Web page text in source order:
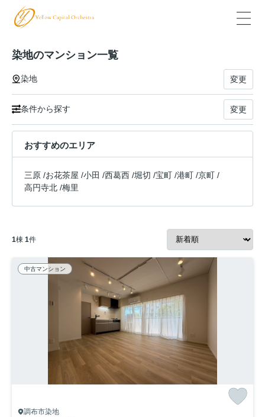
染地のマンション一覧
染地 変更
条件から探す 変更
おすすめのエリア
三原 /お花茶屋 /小田 /西葛西 /堀切 /宝町 /港町 /京町 /
高円寺北 /梅里
1棟 1件
中古マンション
調布市染地